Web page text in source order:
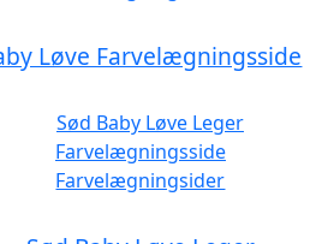
Løve Farvelægningsside